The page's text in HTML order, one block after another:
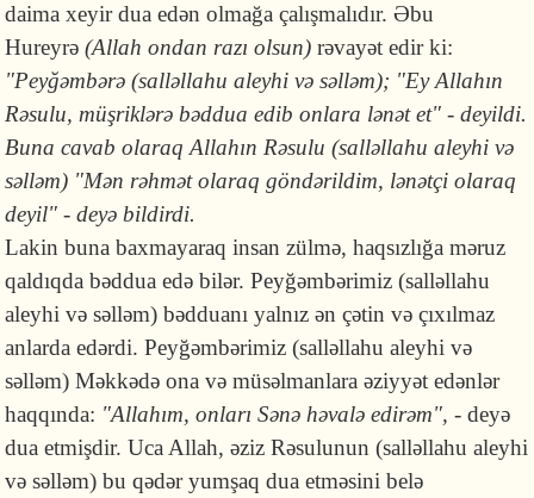
daima xeyir dua edən olmağa çalışmalıdır. Əbu
Hureyrə(Allah ondan razı olsun)rəvayət edir ki:
"Peyğəmbərə (salləllahu aleyhi və səlləm); "Ey Allahın
Rəsulu, müşriklərə bəddua edib onlara lənət et" - deyildi.
Buna cavab olaraq Allahın Rəsulu (salləllahu aleyhi və
səlləm) "Mən rəhmət olaraq göndərildim, lənətçi olaraq
deyil" - deyə bildirdi.
Lakin buna baxmayaraq insan zülmə, haqsızlığa məruz
qaldıqda bəddua edə bilər. Peyğəmbərimiz (salləllahu
aleyhi və səlləm) bədduanı yalnız ən çətin və çıxılmaz
anlarda edərdi. Peyğəmbərimiz (salləllahu aleyhi və
səlləm) Məkkədə ona və müsəlmanlara əziyyət edən­lər
haqqında: "Allahım, onları Sənə həvalə edirəm",- deyə
dua etmişdir. Uca Allah, əziz Rəsulunun (salləllahu aleyhi
və səlləm) bu qədər yumşaq dua et­məsini belə